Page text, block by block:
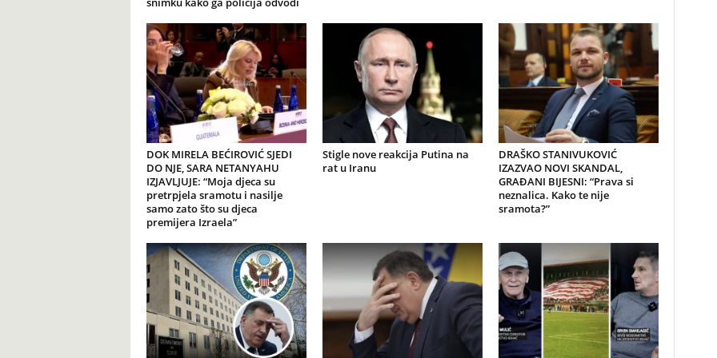
DOK MIRELA BEĆIROVIĆ SJEDI
DO NJE, SARA NETANYAHU
IZJAVLJUJE: “Moja djeca su
pretrpjela sramotu i nasilje
samo zato što su djeca
premijera Izraela”
Stigle nove reakcija Putina na
rat u Iranu
DRAŠKO STANIVUKOVIĆ
IZAZVAO NOVI SKANDAL,
GRAĐANI BIJESNI: “Prava si
neznalica. Kako te nije
sramota?”